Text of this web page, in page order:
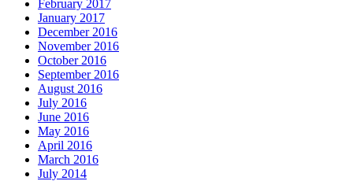
February 2017
January 2017
December 2016
November 2016
October 2016
September 2016
August 2016
July 2016
June 2016
May 2016
April 2016
March 2016
July 2014